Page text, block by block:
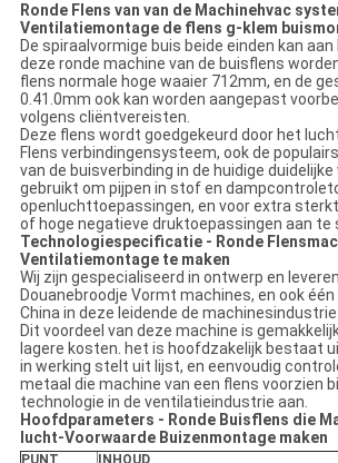
Ronde Flens van van de Machinehvac
Ventilatiemontage de flens g-klem
De spiraalvormige buis beide einden kan
deze ronde machine van de buisflens
flens normale hoge waaier 712mm, en de
0.41.0mm ook kan worden aangepast
volgens cliëntvereisten.
Deze flens wordt goedgekeurd door het
Flens verbindingensysteem, ook de
van de buisverbinding in de huidige duidelijke
gebruikt om pijpen in stof en
openluchttoepassingen, en voor extra
of hoge negatieve druktoepassingen aan te
Technologiespecificatie - Ronde
Ventilatiemontage te maken
Wij zijn gespecialiseerd in ontwerp en
Douanebroodje Vormt machines, en ook
China in deze leidende de machinesindustrie
Dit voordeel van deze machine is
lagere kosten. het is hoofdzakelijk bestaat
in werking stelt uit lijst, en eenvoudig
metaal die machine van een flens voorzien
technologie in de ventilatieindustrie aan.
Hoofdparameters - Ronde Buisflens die
lucht-Voorwaarde Buizenmontage maken